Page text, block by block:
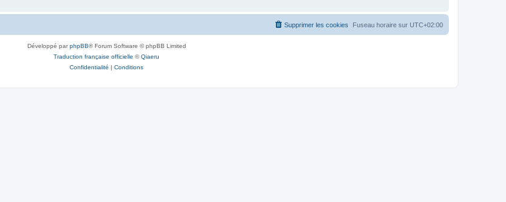
Fuseau horaire sur UTC+02:00
Supprimer les cookies
Développé parphpBB® Forum Software © phpBB Limited
Traduction française officielle ©Qiaeru
Confidentialité | Conditions